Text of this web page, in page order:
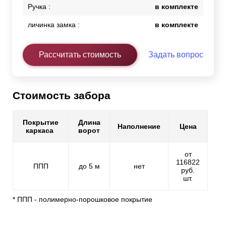
Ручка : в комплекте
личинка замка : в комплекте
Рассчитать стоимость Задать вопрос
Стоимость забора
Покрытие
каркаса
Длина
ворот
Наполнение Цена
ППП до 5 м нет
от
116822
руб.
шт.
* ППП - полимерно-порошковое покрытие